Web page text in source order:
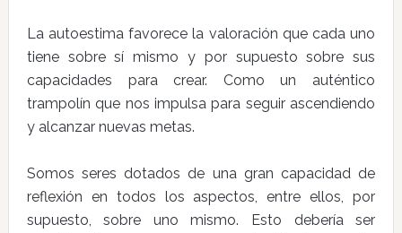
La autoestima favorece la valoración que cada uno
tiene sobre sí mismo y por supuesto sobre sus
capacidades para crear. Como un auténtico
trampolín que nos impulsa para seguir ascendiendo
y alcanzar nuevas metas.
Somos seres dotados de una gran capacidad de
reflexión en todos los aspectos, entre ellos, por
supuesto, sobre uno mismo. Esto debería ser